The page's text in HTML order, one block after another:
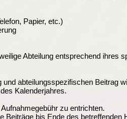
Papier, etc.)
Abteilung entsprechend ihres
abteilungsspezifischen Beitrag
Kalenderjahres.
zu entrichten.
Beiträge bis Ende des